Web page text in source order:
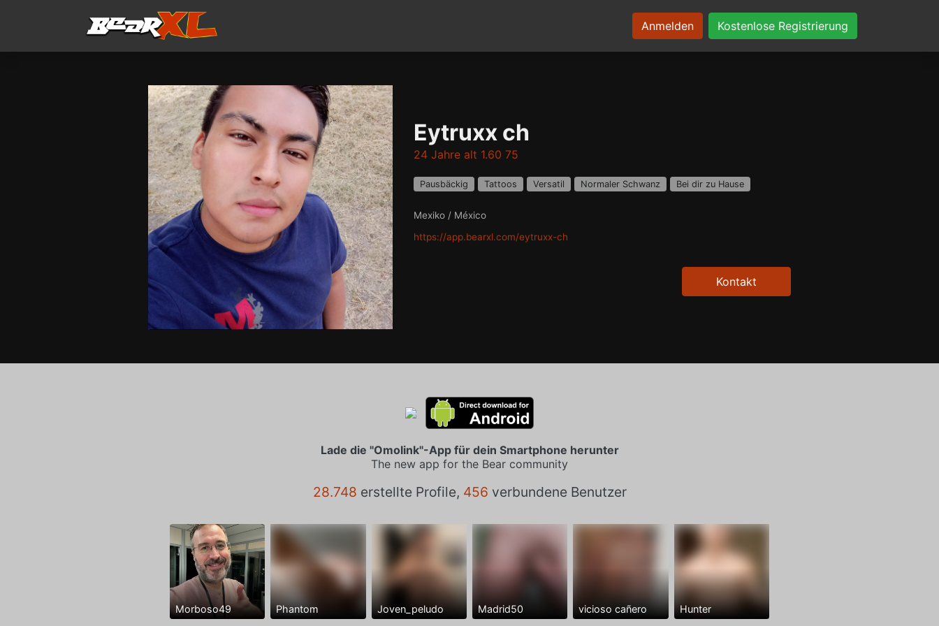
Anmelden Kostenlose Registrierung
Eytruxx ch
24 Jahre alt 1.60 75
Pausbäckig Tattoos Versatil Normaler Schwanz Bei dir zu Hause
Mexiko / México
https://app.bearxl.com/eytruxx-ch
Kontakt
Lade die "Omolink"-App für dein Smartphone herunter
The new app for the Bear community
28.748 erstellte Profile, 456 verbundene Benutzer
Morboso49 Phantom Joven_peludo Madrid50 vicioso cañero Hunter